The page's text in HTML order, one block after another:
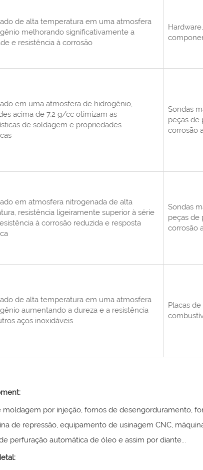
de alta temperatura em uma atmosfera
melhorando significativamente a
e resistência à corrosão
em uma atmosfera de hidrogênio,
acima de 7,2 g/cc otimizam as
de soldagem e propriedades
Sondas
peças de
corrosão
em atmosfera nitrogenada de alta
resistência ligeiramente superior à série
à corrosão reduzida e resposta
Sondas
peças de
corrosão
de alta temperatura em uma atmosfera
aumentando a dureza e a resistência
aços inoxidáveis
Placas
moldagem por injeção, fornos de desengorduramento,
de repressão, equipamento de usinagem CNC,
perfuração automática de óleo e assim por diante...